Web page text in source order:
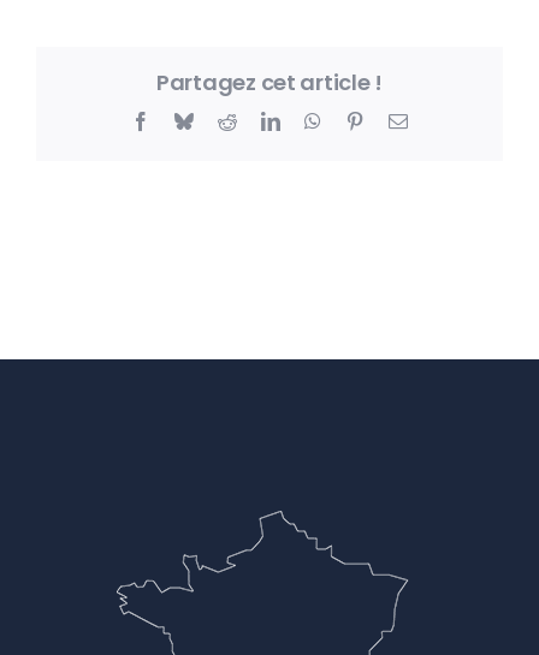
Partagez cet article !
Facebook
BlueskyRedditLinkedInWhatsApp
PinterestEmail